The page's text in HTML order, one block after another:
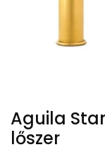
Aguila
lőszer